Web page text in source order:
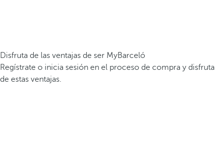
Disfruta de las ventajas de ser MyBarceló
Regístrate o inicia sesión en el proceso de compra y disfruta
de estas ventajas.